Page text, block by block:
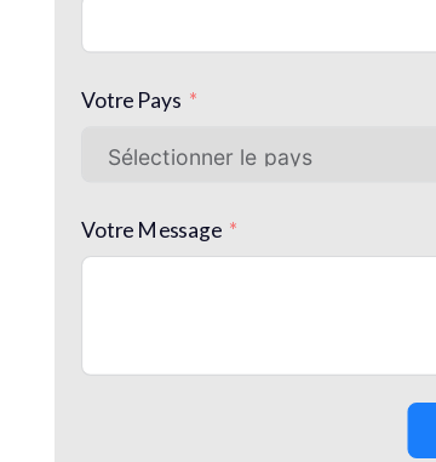
Votre Pays
Votre Message